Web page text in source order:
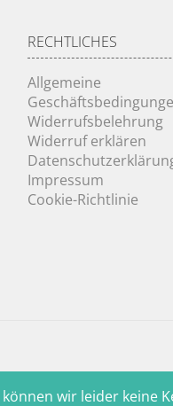
RECHTLICHES
Allgemeine
Widerrufsbelehrung
Widerruf erklären
Impressum
Cookie-Richtlinie
können wir leider keine